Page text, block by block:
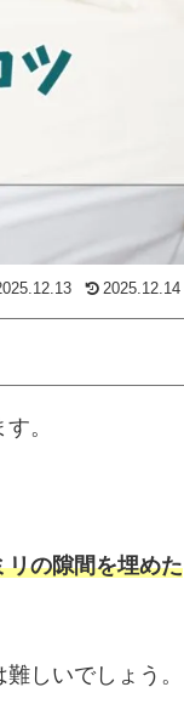
2025.12.14
。
リの隙間を埋めた
しいでしょう。